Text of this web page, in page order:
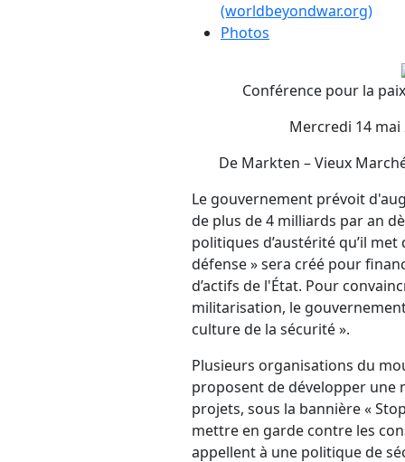
(worldbeyondwar.org)
Photos
Conférence pour la
Mercredi 14 mai
De Markten – Vieux
Le gouvernement prévoit
de plus de 4 milliards par an
politiques d’austérité qu’il
défense » sera créé pour
d’actifs de l'État. Pour
militarisation, le
culture de la sécurité ».
Plusieurs organisations du
proposent de développer une
projets, sous la bannière «
mettre en garde contre les
appellent à une politique de